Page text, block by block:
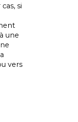
si
à une
vers